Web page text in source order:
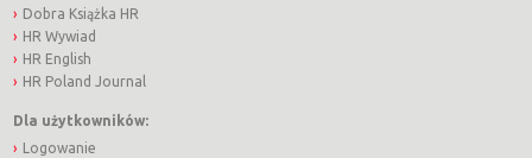
Dobra Książka HR
HR Wywiad
HR English
HR Poland Journal
Dla użytkowników:
Logowanie